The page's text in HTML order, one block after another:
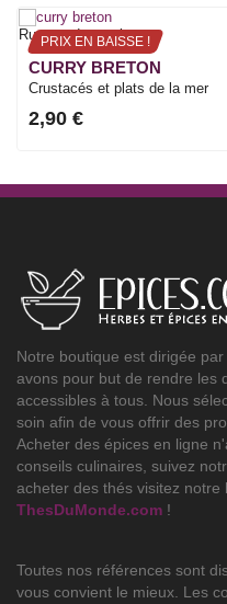
PRIX EN BAISSE !
Rupture de stock
CURRY BRETON
Crustacés et plats de la mer
2,90 €
Notre boutique est dirigée
avons pour but de rendre les
accessibles à tous. Nous
soin afin de vous offrir des
Acheter des épices en ligne
conseils culinaires, suivez
acheter des thés visitez notre
ThesDuMonde.com !
Toutes nos références sont
vous convient le mieux. Les